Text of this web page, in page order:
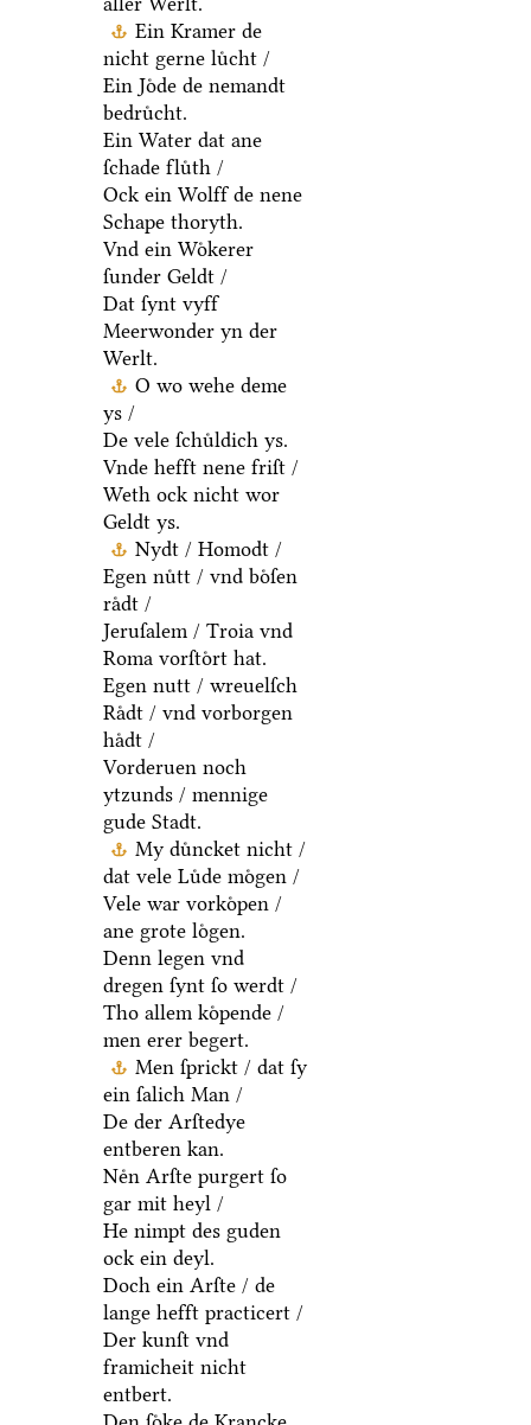
Ein Kramer de
nicht gerne luͤcht /
Ein Joͤde de nemandt
bedruͤcht.
Ein Water dat ane
ſchade fluͤth /
Ock ein Wolff de nene
Schape thoryth.
Vnd ein Woͤkerer
ſunder Geldt /
Dat ſynt vyff
Meerwonder yn der
Werlt.
O wo wehe deme
ys /
De vele ſchuͤldich ys.
Vnde hefft nene friſt /
Weth ock nicht wor
Geldt ys.
Nydt / Homodt /
Egen nuͤtt / vnd boͤſen
raͤdt /
Jeruſalem / Troia vnd
Roma vorſtoͤrt hat.
Egen nutt / wreuelſch
Raͤdt / vnd vorborgen
haͤdt /
Vorderuen noch
ytzunds / mennige
gude Stadt.
My duͤncket nicht /
dat vele Luͤde moͤgen /
Vele war vorkoͤpen /
ane grote loͤgen.
Denn legen vnd
dregen ſynt ſo werdt /
Tho allem koͤpende /
men erer begert.
Men ſprickt / dat ſy
ein ſalich Man /
De der Arſtedye
entberen kan.
Neͤn Arſte purgert ſo
gar mit heyl /
He nimpt des guden
ock ein deyl.
Doch ein Arſte / de
lange hefft practicert /
Der kunſt vnd
framicheit nicht
entbert.